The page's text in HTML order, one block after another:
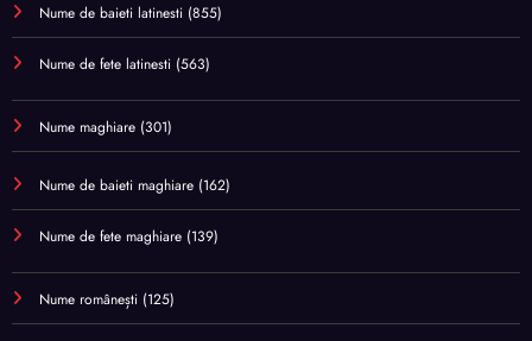
Nume de baieti latinesti (855)
Nume de fete latinesti (563)
Nume maghiare (301)
Nume de baieti maghiare (162)
Nume de fete maghiare (139)
Nume românești (125)